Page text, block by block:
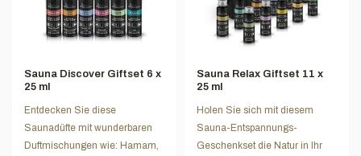
Sauna Discover Giftset 6 x
25 ml
Entdecken Sie diese
Saunadüfte mit wunderbaren
Duftmischungen wie: Hamam,
Sauna Relax Giftset 11 x
25 ml
Holen Sie sich mit diesem
Sauna-Entspannungs-
Geschenkset die Natur in Ihr